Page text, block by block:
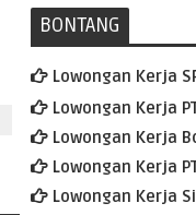
BONTANG
Lowongan Kerja
Lowongan Kerja PT
Lowongan Kerja
Lowongan Kerja
Lowongan Kerja